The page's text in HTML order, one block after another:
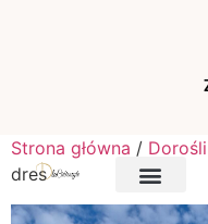
Strona główna / Dorośli
dres